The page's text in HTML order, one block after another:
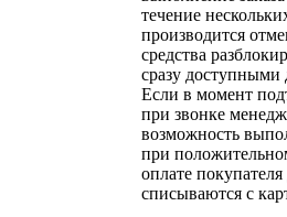
течение
производится
средства
сразу доступными
Если в момент
при звонке
возможность
при
оплате
списываются с